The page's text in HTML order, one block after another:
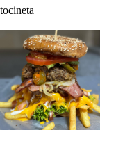
tocineta